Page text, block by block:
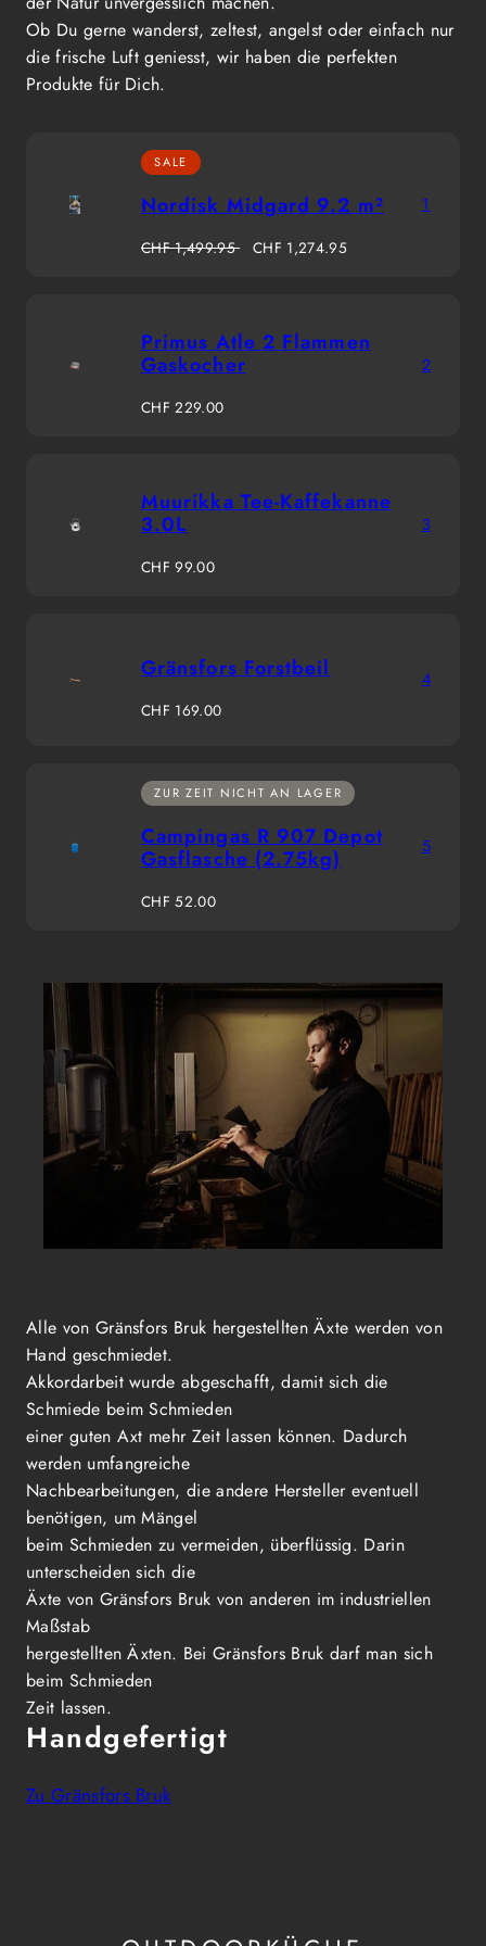
Ob Du gerne wanderst, zeltest, angelst oder einfach nur
die frische Luft geniesst, wir haben die perfekten
Produkte für Dich.
SALE
Nordisk Midgard 9.2 m²
Regulärer
CHF 1,499.95 Verkaufspreis
CHF 1,274.95
1
Primus Atle 2 Flammen
Gaskocher
Regulärer
CHF 229.00
2
Muurikka Tee-Kaffekanne
3.0L
Regulärer
CHF 99.00
3
Gränsfors Forstbeil
Regulärer
CHF 169.00
4
ZUR ZEIT NICHT AN LAGER
Campingas R 907 Depot
Gasflasche (2.75kg)
Regulärer
CHF 52.00
5
Alle von Gränsfors Bruk hergestellten Äxte werden von
Hand geschmiedet.
Akkordarbeit wurde abgeschafft, damit sich die
Schmiede beim Schmieden
einer guten Axt mehr Zeit lassen können. Dadurch
werden umfangreiche
Nachbearbeitungen, die andere Hersteller eventuell
benötigen, um Mängel
beim Schmieden zu vermeiden, überflüssig. Darin
unterscheiden sich die
Äxte von Gränsfors Bruk von anderen im industriellen
Maßstab
hergestellten Äxten. Bei Gränsfors Bruk darf man sich
beim Schmieden
Zeit lassen.
Handgefertigt
Zu Gränsfors Bruk